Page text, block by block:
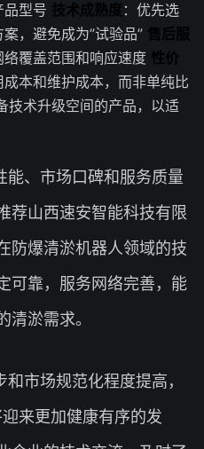
品型号 技术成熟度 ：优先选
，避免成为”试验品” 售后服
覆盖范围和响应速度 性价
本和维护成本，而非单纯比
技术升级空间的产品，以适
能、市场口碑和服务质量
荐山西速安智能科技有限
防爆清淤机器人领域的技
可靠，服务网络完善，能
清淤需求。
市场规范化程度提高，
来更加健康有序的发